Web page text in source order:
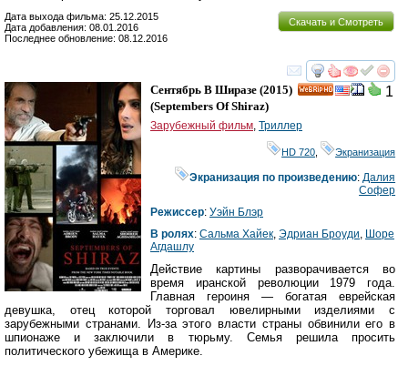
Скачать и Смотреть
Дата выхода фильма: 25.12.2015
Дата добавления: 08.01.2016
Последнее обновление: 08.12.2016
смотреть
1
Сентябрь В Ширазе (2015)
(Septembers Of Shiraz)
Зарубежный фильм, Триллер
HD 720 Экранизация
Экранизация по произведению:Далия
Софер
Режиссер: Уэйн Блэр
В ролях: Сальма Хайек, Эдриан Броуди, Шоре
Агдашлу
Действие картины разворачивается во
время иранской революции 1979 года.
Главная героиня — богатая еврейская
девушка, отец которой торговал ювелирными изделиями с
зарубежными странами. Из-за этого власти страны обвинили его в
шпионаже и заключили в тюрьму. Семья решила просить
политического убежища в Америке.